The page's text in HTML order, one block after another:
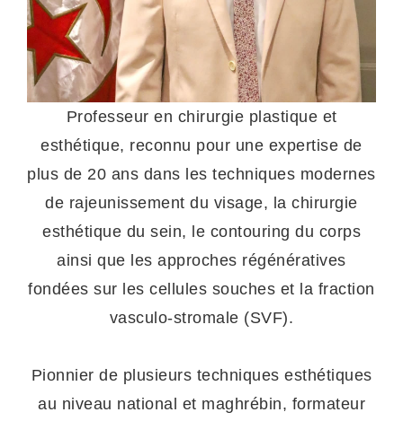
Professeur en chirurgie plastique et
esthétique, reconnu pour une expertise de
plus de 20 ans dans les techniques modernes
de rajeunissement du visage, la chirurgie
esthétique du sein, le contouring du corps
ainsi que les approches régénératives
fondées sur les cellules souches et la fraction
vasculo-stromale (SVF).
Pionnier de plusieurs techniques esthétiques
au niveau national et maghrébin, formateur